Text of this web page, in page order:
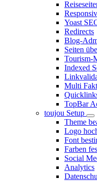
Yoast
Redirects
Blog-
Seiten
Tourism-
Indexed
Multi
TopBar
toujou Setup
Theme
Logo
Font
Farben
Social
Analytics